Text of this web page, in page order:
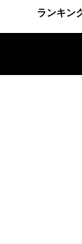
ランキン